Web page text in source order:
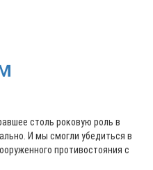
столь роковую роль в
И мы смогли убедиться в
противостояния с